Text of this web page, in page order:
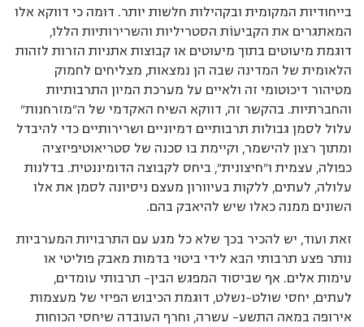
בייחודיות המקומית ובקהילות חלשות יותר. דומה כי דווקא אלו
המאתגרים את הקביעוֹת הסטריליות והשרירותיות הללו,
דוגמת מיעוטים בתוך מיעוטים או קבוצות אתניות הזרות לזהות
הלאומית של המדינה שבה הן נמצאות, מצליחים לחמוק
מטיהור דיכוטומי זה ולאיים על מערכת המיון התרבותיות
והחברתיות. בהקשר זה, דווקא השיח האקדמי של ה”מזרחנות”
עלול לסמן גבולות תרבותיים דמיוניים ושרירותיים כדי להיבדל
ומתוך רצון להישמר, וקיימת בו סכנה של סטריאוטיפיזציה
כפולה, עצמית ו”חיצונית”, ביחס לקבוצה הדומיננטית. בדלנות
עלולה, לעתים, ללקות בעיוורון מעצם ניסיונה לסמן את אלו
השונים ממנה כאלו שיש להיאבק בהם.
זאת ועוד, יש להכיר בכך שלא כל מגע עם התרבויות המערביות
נותר פצע תרבותי הבא לידי ביטוי בדמות מאבק פוליטי או
עימות אלים. אף שביסוד המפגש הבין– תרבותי עומדים,
לעתים, יחסי שולט-נשלט, דוגמת הכיבוש הפיזי של מעצמות
אירופה במאה התשע– עשרה, וחרף העובדה שיחסי הכוחות